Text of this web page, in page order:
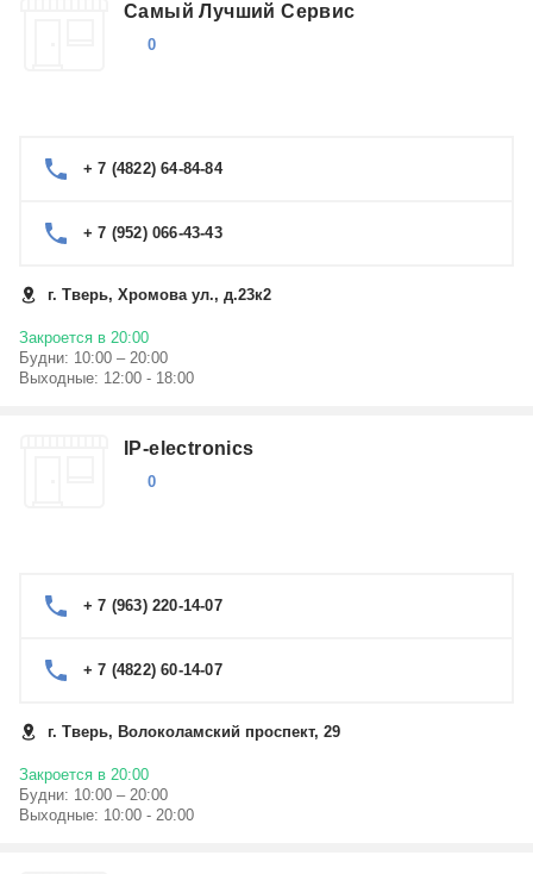
Самый Лучший Сервис
0
+ 7 (4822) 64-84-84
+ 7 (952) 066-43-43
г. Тверь, Хромова ул., д.23к2
Закроется в 20:00
Будни: 10:00 – 20:00
Выходные: 12:00 - 18:00
IP-electronics
0
+ 7 (963) 220-14-07
+ 7 (4822) 60-14-07
г. Тверь, Волоколамский проспект, 29
Закроется в 20:00
Будни: 10:00 – 20:00
Выходные: 10:00 - 20:00